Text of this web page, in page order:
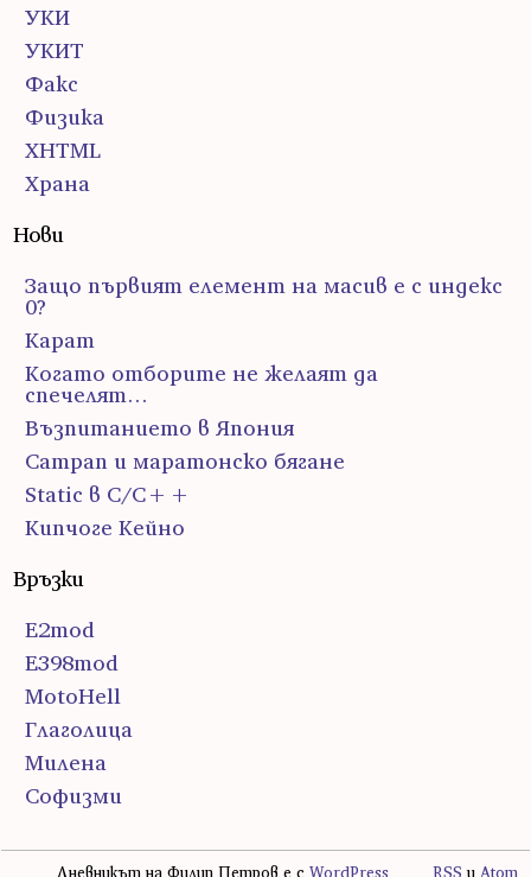
УКИ
УКИТ
Факс
Физика
ХHTML
Храна
Нови
Защо първият елемент на масив е с индекс
0?
Карат
Когато отборите не желаят да
спечелят…
Възпитанието в Япония
Сатрап и маратонско бягане
Static в C/C++
Кипчоге Кейно
Връзки
E2mod
E398mod
MotoHell
Глаголица
Милена
Софизми